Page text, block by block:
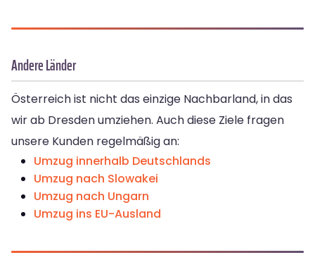
Andere Länder
Österreich ist nicht das einzige Nachbarland, in das
wir ab Dresden umziehen. Auch diese Ziele fragen
unsere Kunden regelmäßig an:
Umzug innerhalb Deutschlands
Umzug nach Slowakei
Umzug nach Ungarn
Umzug ins EU-Ausland